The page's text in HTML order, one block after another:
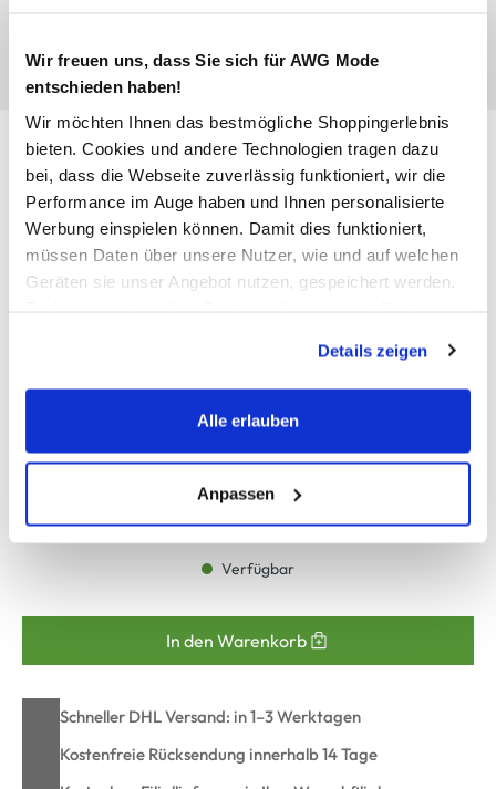
Wir freuen uns, dass Sie sich für AWG Mode
entschieden haben!
Wir möchten Ihnen das bestmögliche Shoppingerlebnis
bieten. Cookies und andere Technologien tragen dazu
bei, dass die Webseite zuverlässig funktioniert, wir die
Performance im Auge haben und Ihnen personalisierte
Werbung einspielen können. Damit dies funktioniert,
müssen Daten über unsere Nutzer, wie und auf welchen
Geräten sie unser Angebot nutzen, gespeichert werden.
werden, werden bei der Nutzung der Webseite auf jeden
Fall gesetzt. Cookies von Drittanbietern für Analyse- oder
Trackingzwecke werden nur dann aktiviert, wenn Sie das
erlauben" bzw. "Alle erlauben" klicken. Mehr dazu
(einschließlich der Möglichkeit, die Einwilligungserklärung
zu ändern oder zu widerrufen) erfahren Sie in unserem
Cookie-Hinweisbzw. derDatenschutzerklärung.
Details zeigen
Alle erlauben
Anpassen
Only ONLSEDONA LIGHT COAT
Kapuzenjacke
54,99 €
XS S M L XL XXL
Verfügbar
In den Warenkorb
Schneller DHL Versand: in 1–3 Werktagen
Kostenfreie Rücksendung innerhalb 14 Tage